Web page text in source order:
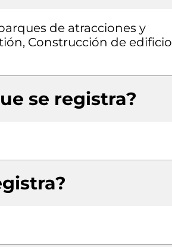
de atracciones y
Construcción de
se registra?